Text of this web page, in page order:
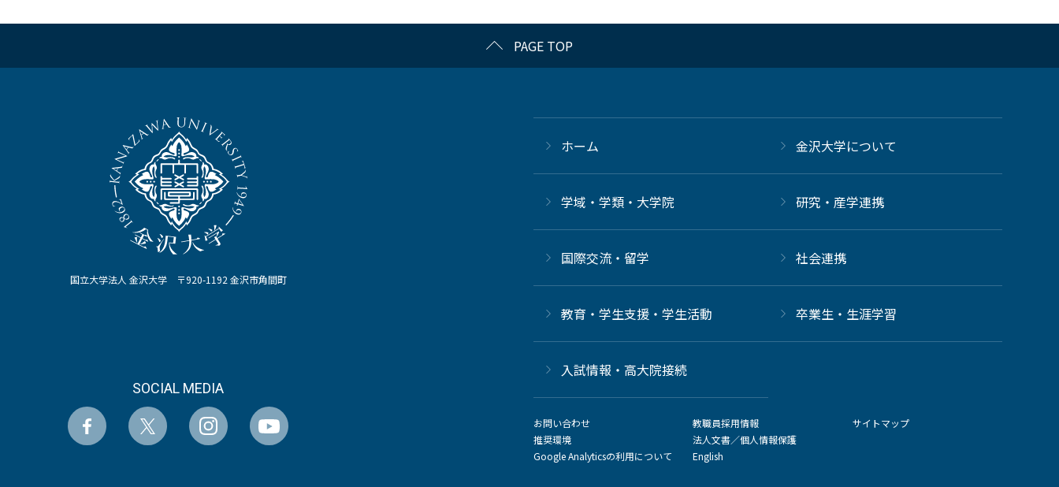
PAGE TOP
国立大学法人 金沢大学 〒920-1192 金沢市角間町
SOCIAL MEDIA
ホーム 金沢大学について
学域・学類・大学院 研究・産学連携
国際交流・留学 社会連携
教育・学生支援・学生活動 卒業生・生涯学習
⼊試情報・高大院接続
お問い合わせ
推奨環境
Google Analyticsの利用について
教職員採用情報
法人文書／個人情報保護
English
サイトマップ